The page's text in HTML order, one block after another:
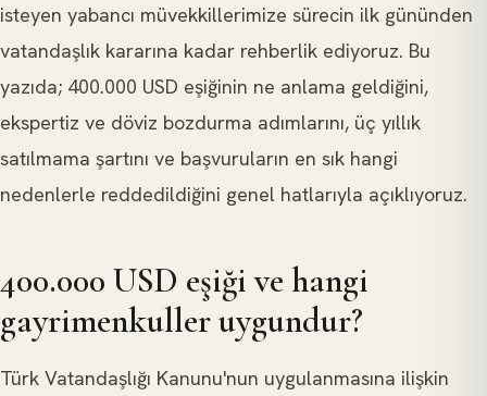
isteyen yabancı müvekkillerimize sürecin ilk gününden
vatandaşlık kararına kadar rehberlik ediyoruz. Bu
yazıda; 400.000 USD eşiğinin ne anlama geldiğini,
ekspertiz ve döviz bozdurma adımlarını, üç yıllık
satılmama şartını ve başvuruların en sık hangi
nedenlerle reddedildiğini genel hatlarıyla açıklıyoruz.
400.000 USD eşiği ve hangi
gayrimenkuller uygundur?
Türk Vatandaşlığı Kanunu'nun uygulanmasına ilişkin